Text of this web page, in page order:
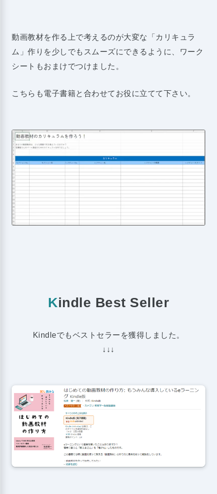
動画教材を作る上で考えるのが大変な「カリキュラ
ム」作りを少しでもスムーズにできるように、ワーク
シートもおまけでつけました。
こちらも電子書籍と合わせてお役に立てて下さい。
Kindle Best Seller
Kindleでもベストセラーを獲得しました。
↓↓↓